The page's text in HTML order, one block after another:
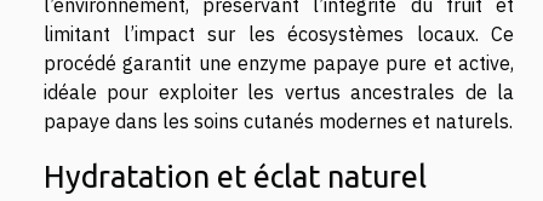
limitant l’impact sur les écosystèmes locaux. Ce
procédé garantit une enzyme papaye pure et active,
idéale pour exploiter les vertus ancestrales de la
papaye dans les soins cutanés modernes et naturels.
Hydratation et éclat naturel